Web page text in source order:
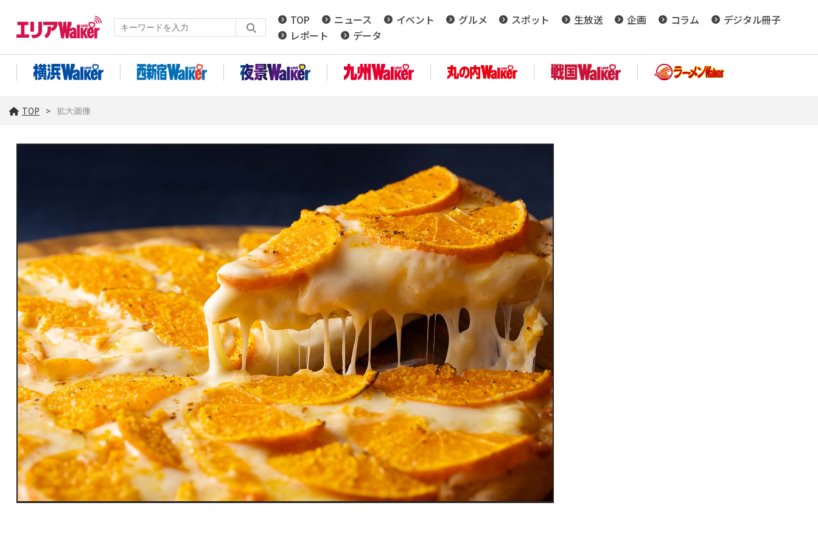
TOP ニュース イベント グルメ スポット 生放送 企画 コラム
デジタル冊子
レポート
データ
TOP 拡大画像